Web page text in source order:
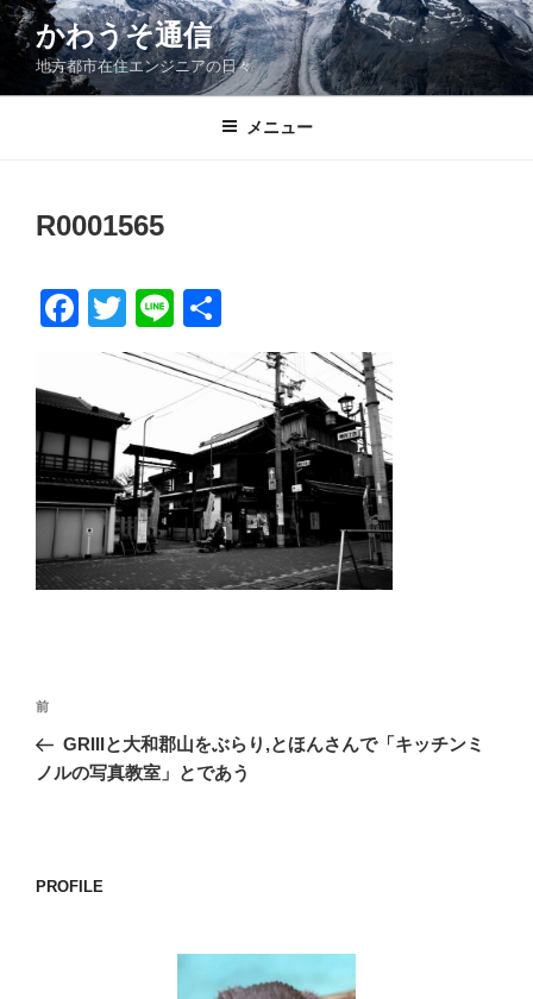
コ
ン
ン
かわうそ通信
地方都市在住エンジニアの日々
メニュー
R0001565
F
e
b
o
o
k
T
wi
er
Li
n
e
有
投
ナ
シ
前
の
投
前
GRIIIと大和郡山をぶらり,とほんさんで「キッチンミ
ノルの写真教室」とであう
PROFILE